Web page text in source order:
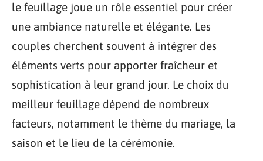
le feuillage joue un rôle essentiel pour créer
une ambiance naturelle et élégante. Les
couples cherchent souvent à intégrer des
éléments verts pour apporter fraîcheur et
sophistication à leur grand jour. Le choix du
meilleur feuillage dépend de nombreux
facteurs, notamment le thème du mariage, la
saison et le lieu de la cérémonie.